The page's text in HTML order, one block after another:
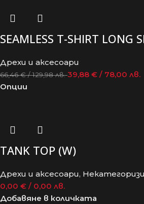
SEAMLESS T-SHIRT LONG
Дрехи и аксесоари
66,46€/ 129,98 лв.39,88 € / 78,00 лв.
Опции
TANK TOP (W)
Дрехи и аксесоари,
0,00 € / 0,00 лв.
Добавяне в количката